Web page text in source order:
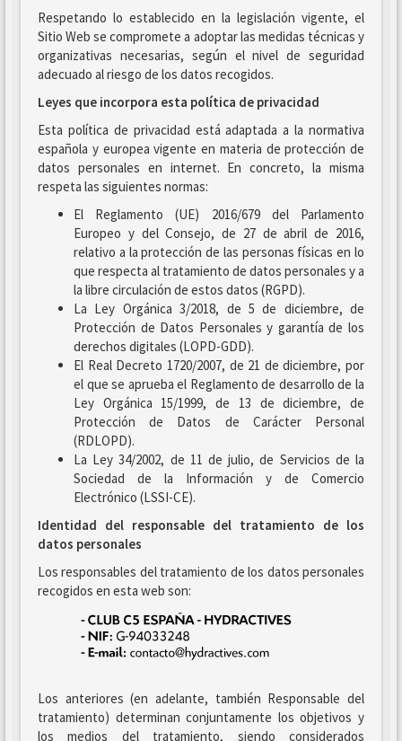
Respetando lo establecido en la legislación vigente, el
Sitio Web se compromete a adoptar las medidas técnicas y
organizativas necesarias, según el nivel de seguridad
adecuado al riesgo de los datos recogidos.
Leyes que incorpora esta política de privacidad
Esta política de privacidad está adaptada a la normativa
española y europea vigente en materia de protección de
datos personales en internet. En concreto, la misma
respeta las siguientes normas:
El Reglamento (UE) 2016/679 del Parlamento
Europeo y del Consejo, de 27 de abril de 2016,
relativo a la protección de las personas físicas en lo
que respecta al tratamiento de datos personales y a
la libre circulación de estos datos (RGPD).
La Ley Orgánica 3/2018, de 5 de diciembre, de
Protección de Datos Personales y garantía de los
derechos digitales (LOPD-GDD).
El Real Decreto 1720/2007, de 21 de diciembre, por
el que se aprueba el Reglamento de desarrollo de la
Ley Orgánica 15/1999, de 13 de diciembre, de
Protección de Datos de Carácter Personal
(RDLOPD).
La Ley 34/2002, de 11 de julio, de Servicios de la
Sociedad de la Información y de Comercio
Electrónico (LSSI-CE).
Identidad del responsable del tratamiento de los
datos personales
Los responsables del tratamiento de los datos personales
recogidos en esta web son:
Los anteriores (en adelante, también Responsable del
tratamiento) determinan conjuntamente los objetivos y
los medios del tratamiento, siendo considerados